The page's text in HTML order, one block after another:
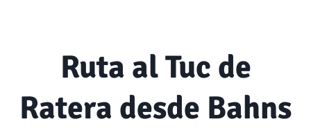
Ruta al Tuc de
Ratera desde Bahns